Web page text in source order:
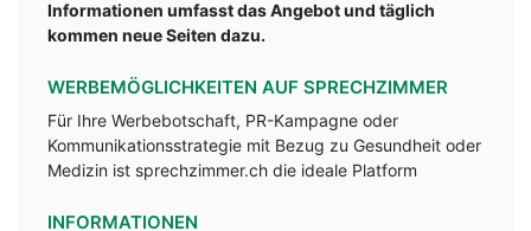
Informationen umfasst das Angebot und täglich
kommen neue Seiten dazu.
WERBEMÖGLICHKEITEN AUF SPRECHZIMMER
Für Ihre Werbebotschaft, PR-Kampagne oder
Kommunikationsstrategie mit Bezug zu Gesundheit oder
Medizin ist sprechzimmer.ch die ideale Platform
INFORMATIONEN